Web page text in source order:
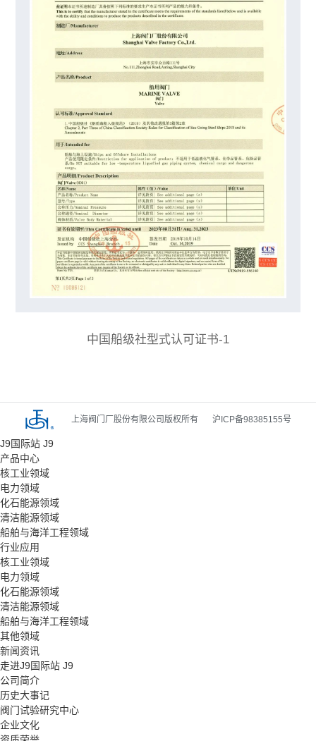
中国船级社型式认可证书-1
上海阀门厂股份有限公司版权所有 沪ICP备98385155号
J9国际站 J9
产品中心
核工业领域
电力领域
化石能源领域
清洁能源领域
船舶与海洋工程领域
行业应用
核工业领域
电力领域
化石能源领域
清洁能源领域
船舶与海洋工程领域
其他领域
新闻资讯
走进J9国际站 J9
公司简介
历史大事记
阀门试验研究中心
企业文化